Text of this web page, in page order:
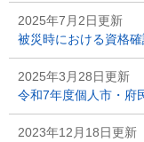
2025年7月2日更新
被災時における資格
2025年3月28日更新
令和7年度個人市・府
2023年12月18日更新